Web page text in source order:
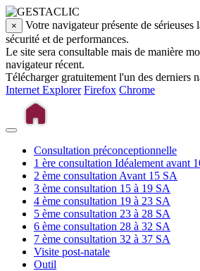
×
Votre navigateur présente de sérieuses
sécurité et de performances.
Le site sera consultable mais de manière
navigateur récent.
Télécharger gratuitement l'un des derniers
Internet Explorer Firefox Chrome
Consultation préconceptionnelle
1 ère consultation Idéalement avant
2 ème consultation Avant 15 SA
3 ème consultation 15 à 19 SA
4 ème consultation 19 à 23 SA
5 ème consultation 23 à 28 SA
6 ème consultation 28 à 32 SA
7 ème consultation 32 à 37 SA
Visite post-natale
Outil